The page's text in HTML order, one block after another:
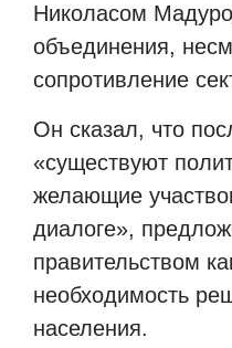
Николасом
объединения,
сопротивление
Он сказал, что
«существуют
желающие
диалоге»,
правительством
необходимость
населения.